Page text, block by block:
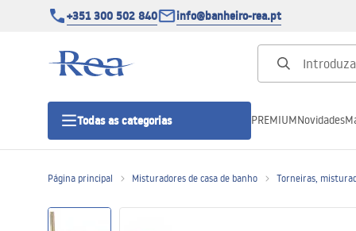
+351 300 502 840 info@banheiro-rea.pt
Todas as categorias
outras
PREMIUMNovidades
Página principal Misturadores de casa de banho Torneiras,